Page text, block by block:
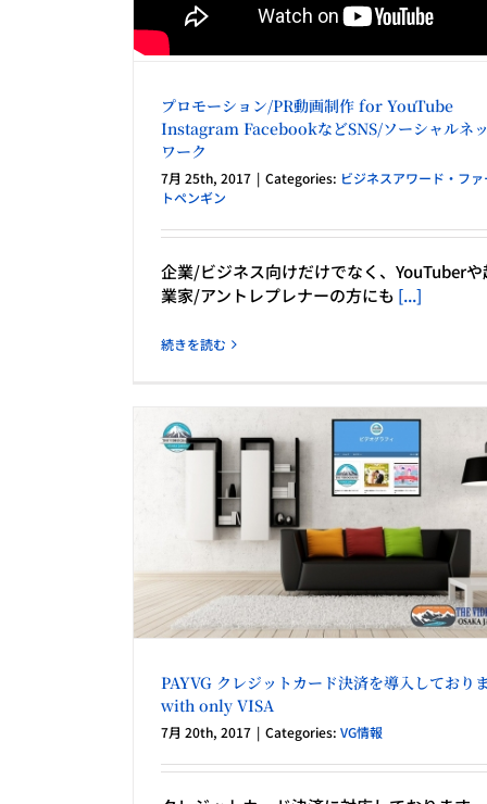
プロモーション/PR動画制作 for YouTube
Instagram FacebookなどSNS/ソーシャルネ
ワーク
7月 25th, 2017 | Categories: ビジネスアワード・ファ
トペンギン
企業/ビジネス向けだけでなく、YouTuberや
業家/アントレプレナーの方にも [...]
続きを読む
PAYVG クレジットカード決済を導入しており
with only VISA
7月 20th, 2017 | Categories: VG情報